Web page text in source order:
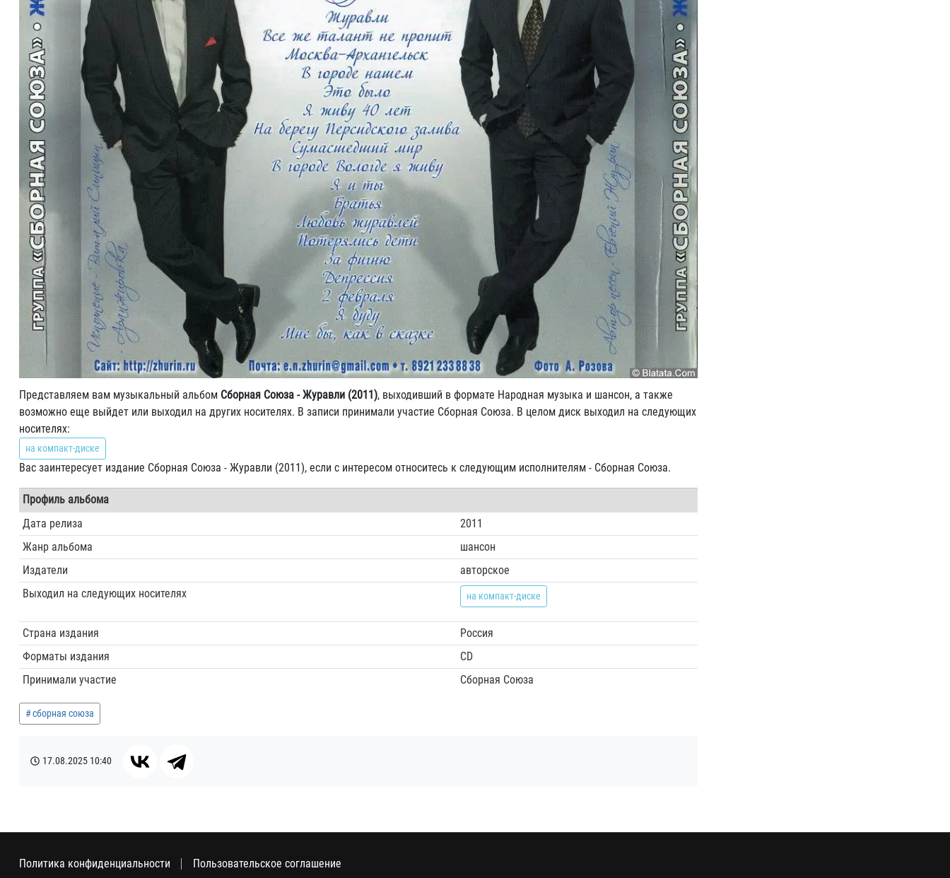
Представляем вам музыкальный альбом Сборная Союза - Журавли (2011), выходивший в формате Народная музыка и шансон, а также
возможно еще выйдет или выходил на других носителях. В записи принимали участие Сборная Союза. В целом диск выходил на следующих
носителях:
на компакт-диске
Вас заинтересует издание Сборная Союза - Журавли (2011), если с интересом относитесь к следующим исполнителям - Сборная Союза.
Профиль альбома
Дата релиза
2011
Жанр альбома
шансон
Издатели
авторское
Выходил на следующих носителях
на компакт-диске
Страна издания
Россия
Форматы издания
CD
Принимали участие
Сборная Союза
сборная союза
17.08.2025 10:40
Политика конфиденциальности Пользовательское соглашение